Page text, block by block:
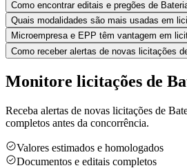
Como encontrar editais e pregões de
Quais modalidades são mais usadas em
Microempresa e EPP têm vantagem em
Como receber alertas de novas licitações
Monitore licitações de
Receba alertas de novas licitações de
completos antes da concorrência.
Valores estimados e homologados
Documentos e editais completos